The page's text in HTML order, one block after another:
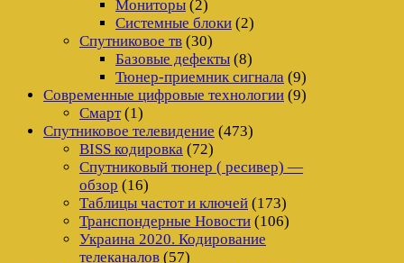
Мониторы (2)
Системные блоки (2)
Спутниковое тв (30)
Базовые дефекты (8)
Тюнер-приемник сигнала (9)
Современные цифровые технологии (9)
Смарт(1)
Спутниковое телевидение (473)
BISS кодировка (72)
Спутниковый тюнер ( ресивер) —
обзор (16)
Таблицы частот и ключей (173)
Транспондерные Новости (106)
Украина 2020. Кодирование
телеканалов (57)